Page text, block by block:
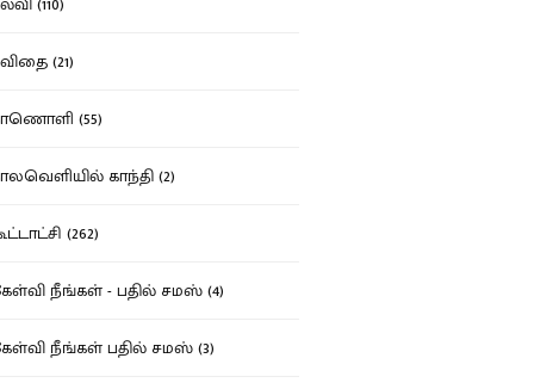
(21)
(55)
காந்தி (2)
(262)
நீங்கள் - பதில் சமஸ் (4)
நீங்கள் பதில் சமஸ் (3)